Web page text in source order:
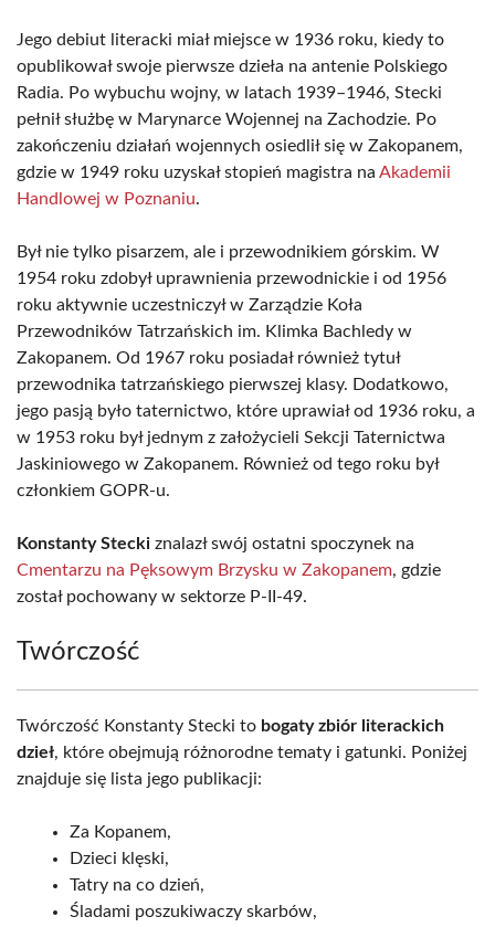
Jego debiut literacki miał miejsce w 1936 roku, kiedy to
opublikował swoje pierwsze dzieła na antenie Polskiego
Radia. Po wybuchu wojny, w latach 1939–1946, Stecki
pełnił służbę w Marynarce Wojennej na Zachodzie. Po
zakończeniu działań wojennych osiedlił się w Zakopanem,
gdzie w 1949 roku uzyskał stopień magistra na Akademii
Handlowej w Poznaniu.
Był nie tylko pisarzem, ale i przewodnikiem górskim. W
1954 roku zdobył uprawnienia przewodnickie i od 1956
roku aktywnie uczestniczył w Zarządzie Koła
Przewodników Tatrzańskich im. Klimka Bachledy w
Zakopanem. Od 1967 roku posiadał również tytuł
przewodnika tatrzańskiego pierwszej klasy. Dodatkowo,
jego pasją było taternictwo, które uprawiał od 1936 roku, a
w 1953 roku był jednym z założycieli Sekcji Taternictwa
Jaskiniowego w Zakopanem. Również od tego roku był
członkiem GOPR-u.
Konstanty Stecki znalazł swój ostatni spoczynek na
Cmentarzu na Pęksowym Brzysku w Zakopanem, gdzie
został pochowany w sektorze P-II-49.
Twórczość
Twórczość Konstanty Stecki to bogaty zbiór literackich
dzieł, które obejmują różnorodne tematy i gatunki. Poniżej
znajduje się lista jego publikacji:
Za Kopanem,
Dzieci klęski,
Tatry na co dzień,
Śladami poszukiwaczy skarbów,